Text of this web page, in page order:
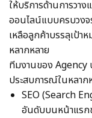
ให้บริการด้านการวา
ออนไลน์แบบครบวง
เหลือลูกค้าบรรลุเป้า
หลากหลาย
ทีมงานของ Agency
ประสบการณ์ในหลาก
SEO (Search
อันดับบนหน้าแรก